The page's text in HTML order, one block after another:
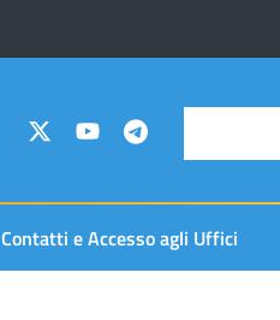
Contatti e Accesso agli Uffici